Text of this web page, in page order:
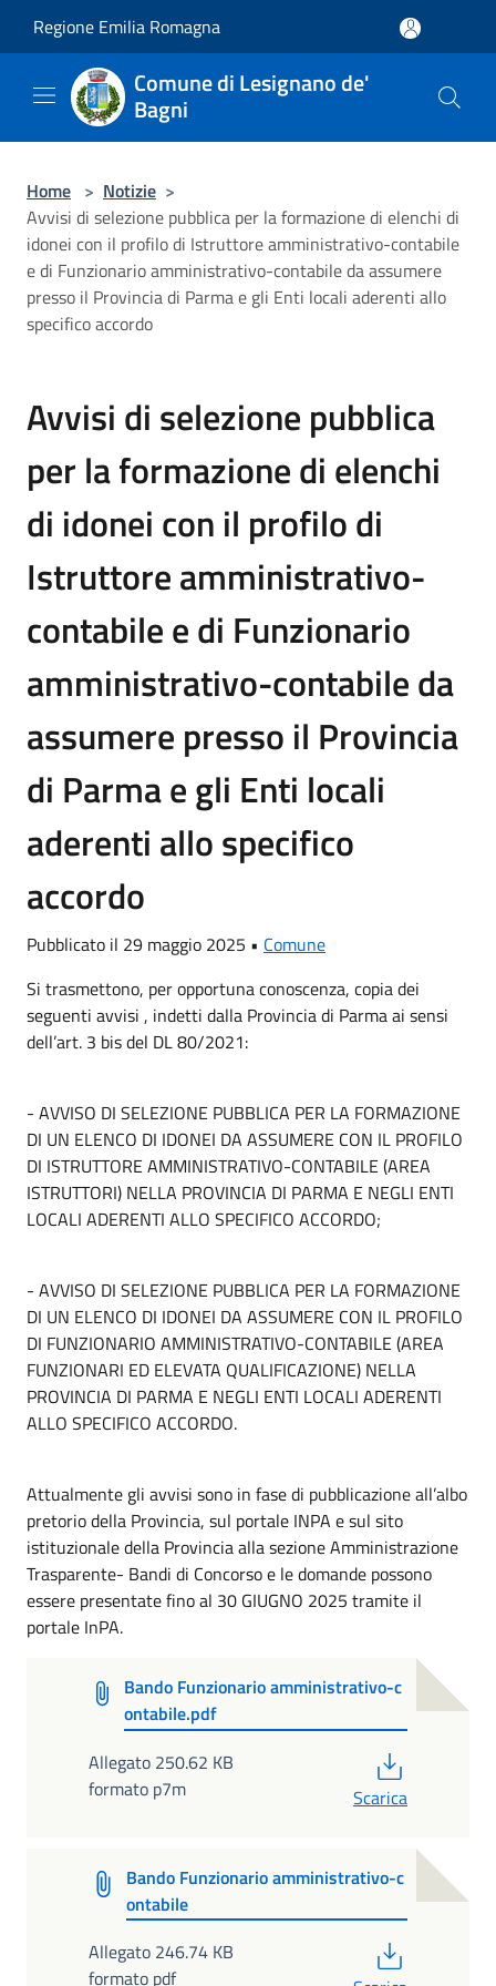
Regione Emilia Romagna
Comune di Lesignano de'
Bagni
Home > Notizie >
Avvisi di selezione pubblica per la formazione di elenchi di
idonei con il profilo di Istruttore amministrativo-contabile
e di Funzionario amministrativo-contabile da assumere
presso il Provincia di Parma e gli Enti locali aderenti allo
specifico accordo
Avvisi di selezione pubblica
per la formazione di elenchi
di idonei con il profilo di
Istruttore amministrativo-
contabile e di Funzionario
amministrativo-contabile da
assumere presso il Provincia
di Parma e gli Enti locali
aderenti allo specifico
accordo
Pubblicato il 29 maggio 2025 • Comune
Si trasmettono, per opportuna conoscenza, copia dei
seguenti avvisi , indetti dalla Provincia di Parma ai sensi
dell’art. 3 bis del DL 80/2021:
- AVVISO DI SELEZIONE PUBBLICA PER LA FORMAZIONE
DI UN ELENCO DI IDONEI DA ASSUMERE CON IL PROFILO
DI ISTRUTTORE AMMINISTRATIVO-CONTABILE (AREA
ISTRUTTORI) NELLA PROVINCIA DI PARMA E NEGLI ENTI
LOCALI ADERENTI ALLO SPECIFICO ACCORDO;
- AVVISO DI SELEZIONE PUBBLICA PER LA FORMAZIONE
DI UN ELENCO DI IDONEI DA ASSUMERE CON IL PROFILO
DI FUNZIONARIO AMMINISTRATIVO-CONTABILE (AREA
FUNZIONARI ED ELEVATA QUALIFICAZIONE) NELLA
PROVINCIA DI PARMA E NEGLI ENTI LOCALI ADERENTI
ALLO SPECIFICO ACCORDO.
Attualmente gli avvisi sono in fase di pubblicazione all’albo
pretorio della Provincia, sul portale INPA e sul sito
istituzionale della Provincia alla sezione Amministrazione
Trasparente- Bandi di Concorso e le domande possono
essere presentate fino al 30 GIUGNO 2025 tramite il
portale InPA.
Bando Funzionario amministrativo-c
ontabile.pdf
Allegato 250.62 KB
formato p7m
Scarica
Bando Funzionario amministrativo-c
ontabile
Allegato 246.74 KB
formato pdf